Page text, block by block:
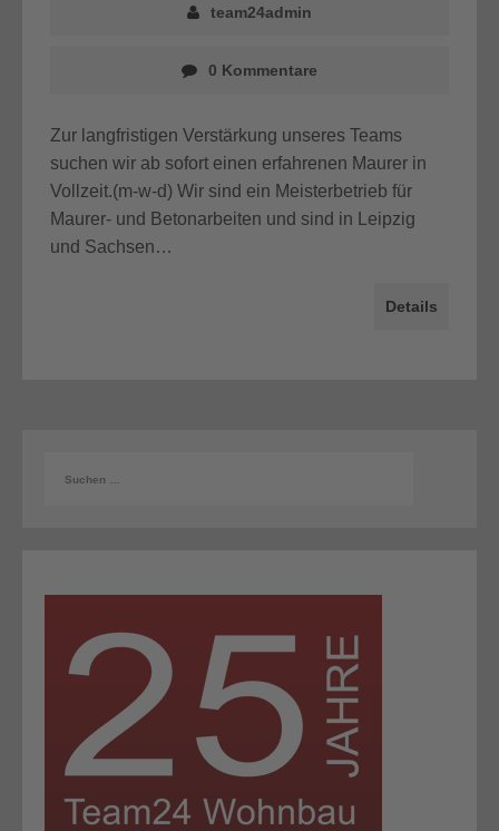
team24admin
0 Kommentare
Zur langfristigen Verstärkung unseres Teams
suchen wir ab sofort einen erfahrenen Maurer in
Vollzeit.(m-w-d) Wir sind ein Meisterbetrieb für
Maurer- und Betonarbeiten und sind in Leipzig
und Sachsen…
Details